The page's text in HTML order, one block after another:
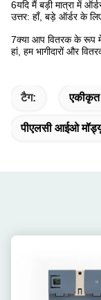
6यदि मैं बड़ी मात्रा में
उत्तर: हाँ, बड़े ऑर्डर के
7क्या आप वितरक के रूप
हां, हम भागीदारों और
टैग: एकीकृत
पीएलसी आईओ